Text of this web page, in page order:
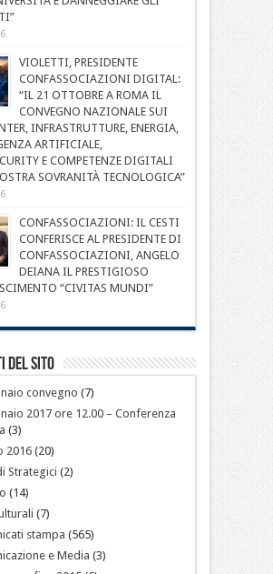
VIOLETTI, PRESIDENTE
CONFASSOCIAZIONI DIGITAL:
“IL 21 OTTOBRE A ROMA IL
CONVEGNO NAZIONALE SUI
INFRASTRUTTURE, ENERGIA,
ARTIFICIALE,
E COMPETENZE DIGITALI
SOVRANITÀ TECNOLOGICA”
CONFASSOCIAZIONI: IL CESTI
CONFERISCE AL PRESIDENTE DI
CONFASSOCIAZIONI, ANGELO
DEIANA IL PRESTIGIOSO
“CIVITAS MUNDI”
del sito
convegno (7)
2017 ore 12.00 – Conferenza
(3)
2016(20)
Strategici (2)
(14)
(7)
stampa (565)
e Media (3)